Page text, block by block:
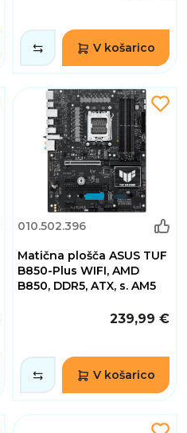
V košarico
010.502.396
Matična plošča ASUS TUF
B850-Plus WIFI, AMD
B850, DDR5, ATX, s. AM5
239,99 €
V košarico